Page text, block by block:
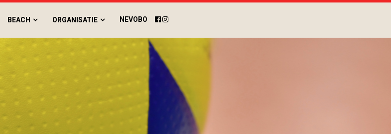
BEACH ORGANISATIE NEVOBO